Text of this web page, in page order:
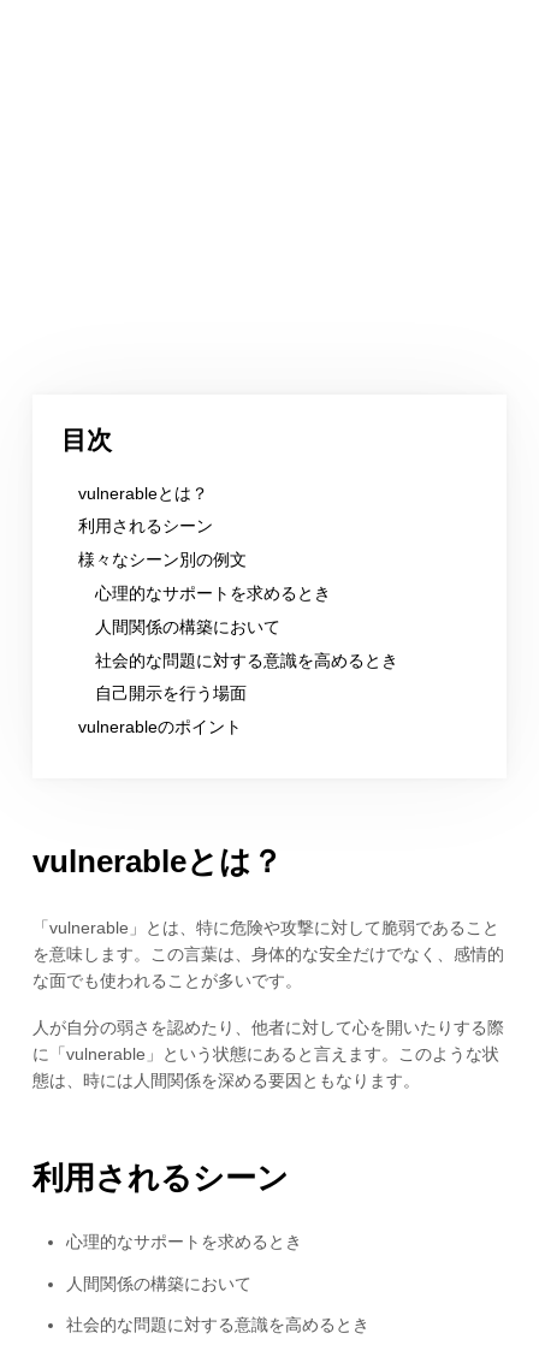
目次
vulnerableとは？
利用されるシーン
様々なシーン別の例文
心理的なサポートを求めるとき
人間関係の構築において
社会的な問題に対する意識を高めるとき
自己開示を行う場面
vulnerableのポイント
vulnerableとは？
「vulnerable」とは、特に危険や攻撃に対して脆弱であること
を意味します。この言葉は、身体的な安全だけでなく、感情的
な面でも使われることが多いです。
人が自分の弱さを認めたり、他者に対して心を開いたりする際
に「vulnerable」という状態にあると言えます。このような状
態は、時には人間関係を深める要因ともなります。
利用されるシーン
心理的なサポートを求めるとき
人間関係の構築において
社会的な問題に対する意識を高めるとき